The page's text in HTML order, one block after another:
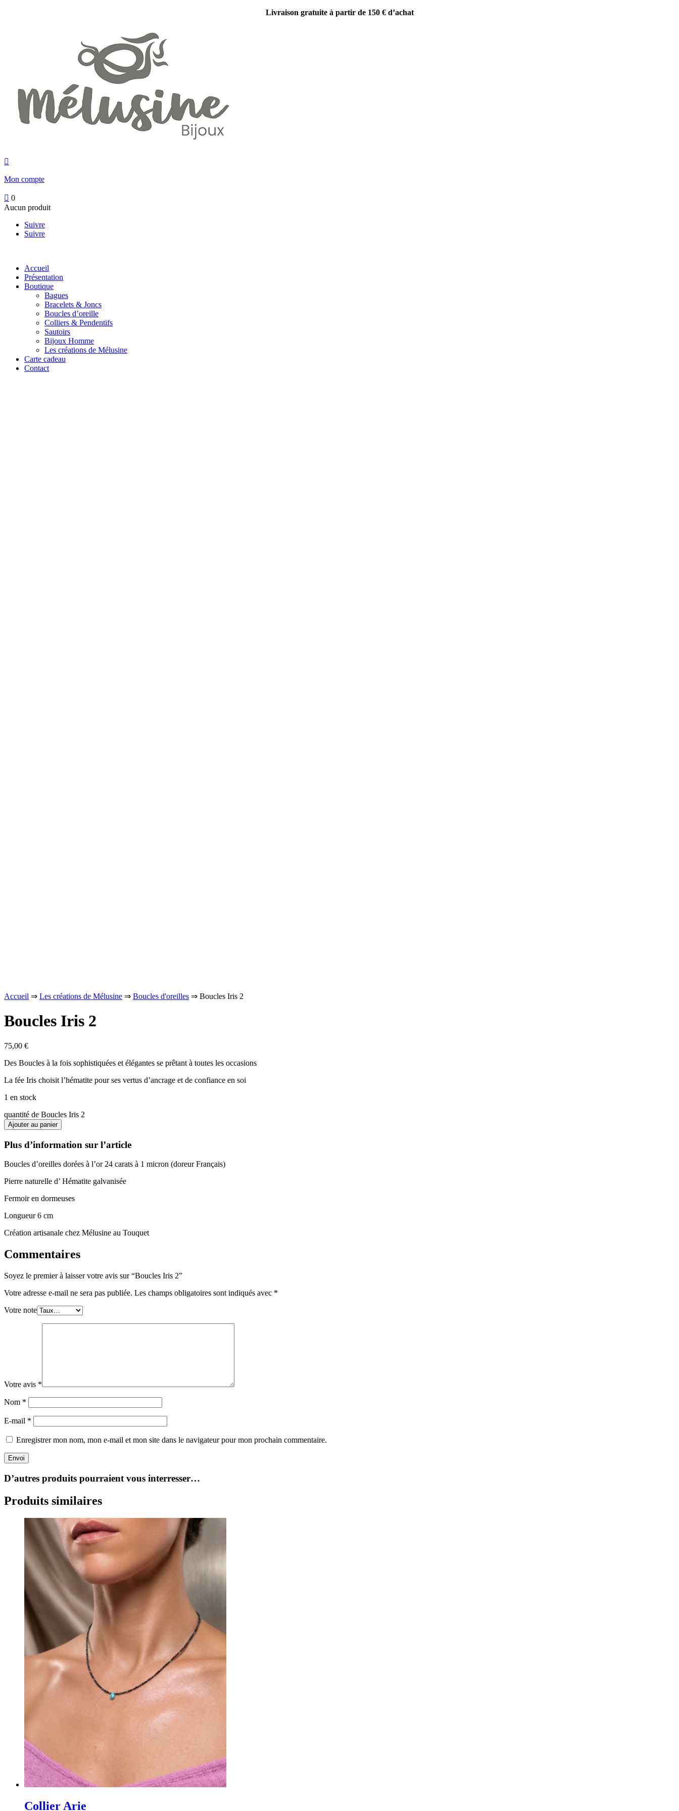
Livraison gratuite à partir de 150 € d’achat

Mon compte
 0
Aucun produit
Suivre
Suivre
Accueil
Présentation
Boutique
Bagues
Bracelets & Joncs
Boucles d’oreille
Colliers & Pendentifs
Sautoirs
Bijoux Homme
Les créations de Mélusine
Carte cadeau
Contact
Accueil ⇒ Les créations de Mélusine ⇒ Boucles d'oreilles ⇒ Boucles Iris 2
Boucles Iris 2
75,00 €
Des Boucles à la fois sophistiquées et élégantes se prêtant à toutes les occasions
La fée Iris choisit l’hématite pour ses vertus d’ancrage et de confiance en soi
1 en stock
quantité de Boucles Iris 2
Ajouter au panier
Plus d’information sur l’article
Boucles d’oreilles dorées à l’or 24 carats à 1 micron (doreur Français)
Pierre naturelle d’ Hématite galvanisée
Fermoir en dormeuses
Longueur 6 cm
Création artisanale chez Mélusine au Touquet
Commentaires
Soyez le premier à laisser votre avis sur “Boucles Iris 2”
Votre adresse e-mail ne sera pas publiée. Les champs obligatoires sont indiqués avec *
Votre note
Votre avis *
Nom *
E-mail *
Enregistrer mon nom, mon e-mail et mon site dans le navigateur pour mon prochain commentaire.
Envoi
D’autres produits pourraient vous interresser…
Produits similaires
Collier Arie